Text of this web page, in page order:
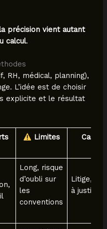
précision vient autant
calcul.
RH, médical, planning),
L’idée est de choisir
explicite et le résultat
Limites Cas
Long, risque
d’oubli sur
les
conventions
Litige,
à justifier